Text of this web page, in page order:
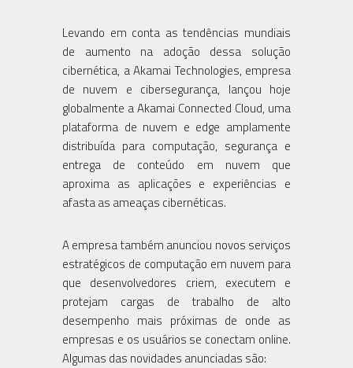
Levando em conta as tendências mundiais
de aumento na adoção dessa solução
cibernética, a Akamai Technologies, empresa
de nuvem e cibersegurança, lançou hoje
globalmente a Akamai Connected Cloud, uma
plataforma de nuvem e edge amplamente
distribuída para computação, segurança e
entrega de conteúdo em nuvem que
aproxima as aplicações e experiências e
afasta as ameaças cibernéticas.
A empresa também anunciou novos serviços
estratégicos de computação em nuvem para
que desenvolvedores criem, executem e
protejam cargas de trabalho de alto
desempenho mais próximas de onde as
empresas e os usuários se conectam online.
Algumas das novidades anunciadas são: